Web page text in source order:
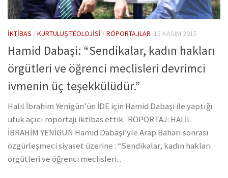
İKTIBAS /KURTULUŞ TEOLOJISI /RÖPORTAJLAR 15 KASIM 2015
Hamid Dabaşi: “Sendikalar, kadın hakları
örgütleri ve öğrenci meclisleri devrimci
ivmenin üç teşekkülüdür.”
Halil İbrahim Yenigün’ün İDE için Hamid Dabaşi ile yaptığı
ufuk açıcı röportajı iktibas ettik. RÖPORTAJ: HALİL
İBRAHİM YENİGÜN Hamid Dabaşi’yle Arap Baharı sonrası
özgürleşmeci siyaset üzerine : “Sendikalar, kadın hakları
örgütleri ve öğrenci meclisleri...